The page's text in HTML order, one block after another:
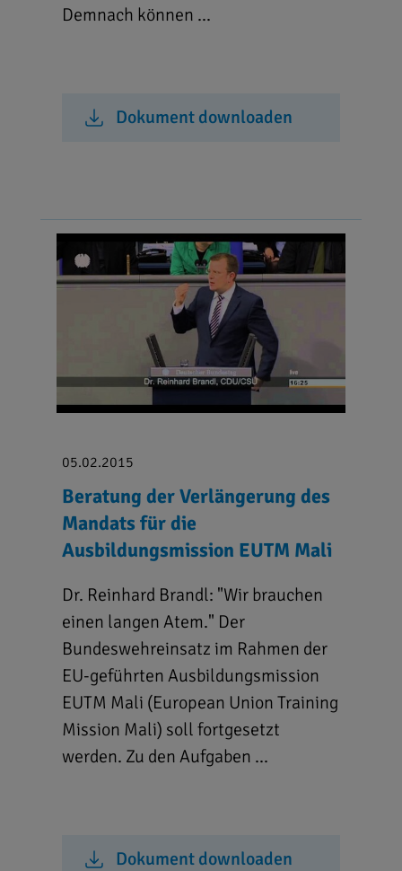
Demnach können ...
Dokument downloaden
05.02.2015
Beratung der Verlängerung des
Mandats für die
Ausbildungsmission EUTM Mali
Dr. Reinhard Brandl: "Wir brauchen
einen langen Atem." Der
Bundeswehreinsatz im Rahmen der
EU-geführten Ausbildungsmission
EUTM Mali (European Union Training
Mission Mali) soll fortgesetzt
werden. Zu den Aufgaben ...
Dokument downloaden